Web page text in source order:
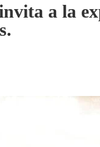
a la